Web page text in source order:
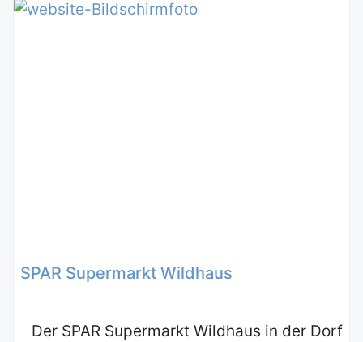
SPAR Supermarkt Wildhaus
Der SPAR Supermarkt Wildhaus in der Dorf